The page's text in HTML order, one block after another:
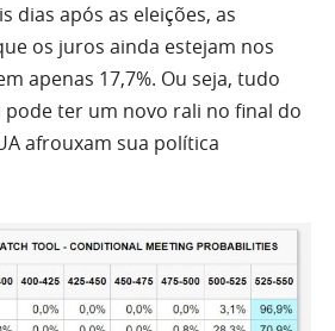
dias após as eleições, as
os juros ainda estejam nos
apenas 17,7%. Ou seja, tudo
pode ter um novo rali no final do
afrouxam sua política